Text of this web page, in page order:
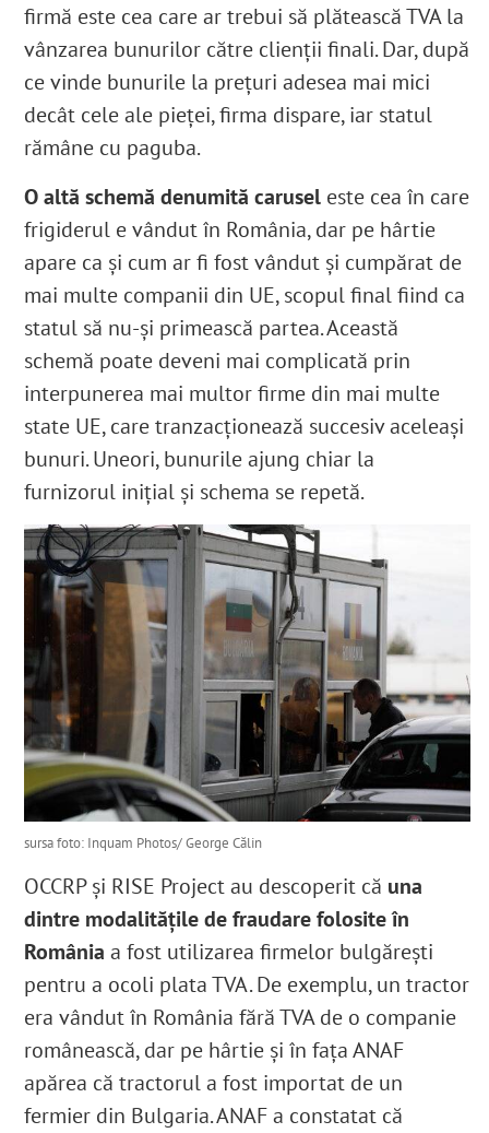
firmă este cea care ar trebui să plătească TVA la
vânzarea bunurilor către clienții finali. Dar, după
ce vinde bunurile la prețuri adesea mai mici
decât cele ale pieței, firma dispare, iar statul
rămâne cu paguba.
O altă schemă denumită carusel este cea în care
frigiderul e vândut în România, dar pe hârtie
apare ca și cum ar fi fost vândut și cumpărat de
mai multe companii din UE, scopul final fiind ca
statul să nu-și primească partea. Această
schemă poate deveni mai complicată prin
interpunerea mai multor firme din mai multe
state UE, care tranzacționează succesiv aceleași
bunuri. Uneori, bunurile ajung chiar la
furnizorul inițial și schema se repetă.
sursa foto: Inquam Photos/ George Călin
OCCRP și RISE Project au descoperit că una
dintre modalitățile de fraudare folosite în
România a fost utilizarea firmelor bulgărești
pentru a ocoli plata TVA. De exemplu, un tractor
era vândut în România fără TVA de o companie
românească, dar pe hârtie și în fața ANAF
apărea că tractorul a fost importat de un
fermier din Bulgaria. ANAF a constatat că